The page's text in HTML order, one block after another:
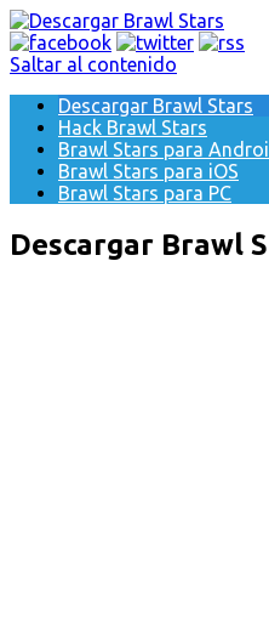
Saltar al contenido
Descargar Brawl Stars
Hack Brawl Stars
Brawl Stars para
Brawl Stars para iOS
Brawl Stars para PC
Descargar Brawl